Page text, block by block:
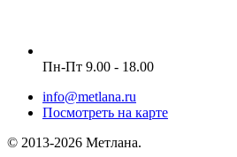
Пн-Пт 9.00 - 18.00
info@metlana.ru
Посмотреть на карте
© 2013-2026 Метлана.